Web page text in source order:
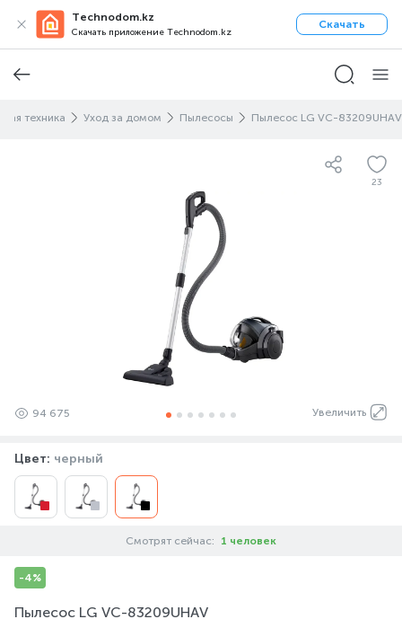
Technodom.kz
Скачать приложение Technodom.kz
Скачать
техника Уход за домом Пылесосы Пылесос LG VC-83209UHAV
23
Увеличить
94 675
Цвет: черный
Смотрят сейчас: 1 человек
-4%
Пылесос LG VC-83209UHAV